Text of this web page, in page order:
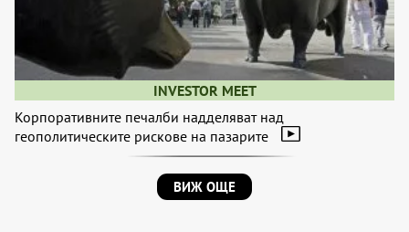
INVESTOR MEET
Корпоративните печалби надделяват над
геополитическите рискове на пазарите
ВИЖ ОЩЕ